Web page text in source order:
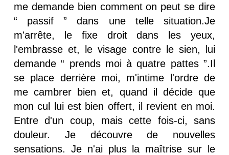
me demande bien comment on peut se dire
“ passif ” dans une telle situation.Je
m'arrête, le fixe droit dans les yeux,
l'embrasse et, le visage contre le sien, lui
demande “ prends moi à quatre pattes ”.Il
se place derrière moi, m'intime l'ordre de
me cambrer bien et, quand il décide que
mon cul lui est bien offert, il revient en moi.
Entre d'un coup, mais cette fois-ci, sans
douleur. Je découvre de nouvelles
sensations. Je n'ai plus la maîtrise sur le